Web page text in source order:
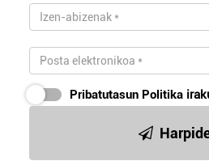
Pribatutasun Politika